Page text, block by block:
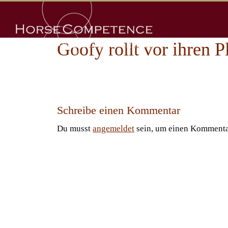
springen
Goofy rollt vor ihren
Schreibe einen Kommentar
Du musst angemeldet sein, um einen